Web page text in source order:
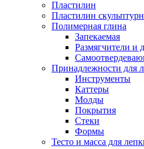
Пластилин
Пластилин
Полимерная глина
Запекаемая
Размягчители и
Принадлежности для
Инструменты
Каттеры
Молды
Покрытия
Стеки
Формы
Тесто и масса для